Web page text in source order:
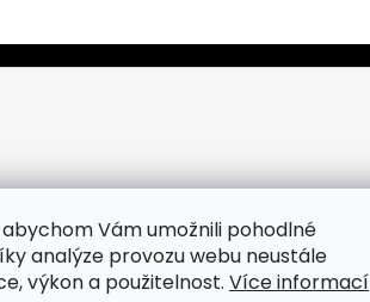
Vám umožnili pohodlné
analýze provozu webu neustále
výkon a použitelnost. Více informací